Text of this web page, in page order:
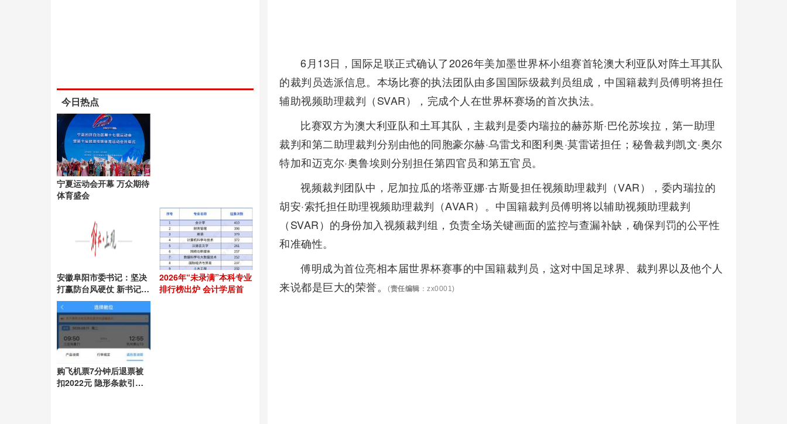
6月13日，国际足联正式确认了2026年美加墨世界杯小组赛首轮澳大利亚队对阵土耳其队
的裁判员选派信息。本场比赛的执法团队由多国国际级裁判员组成，中国籍裁判员傅明将担任
辅助视频助理裁判（SVAR），完成个人在世界杯赛场的首次执法。
比赛双方为澳大利亚队和土耳其队，主裁判是委内瑞拉的赫苏斯·巴伦苏埃拉，第一助理
裁判和第二助理裁判分别由他的同胞豪尔赫·乌雷戈和图利奥·莫雷诺担任；秘鲁裁判凯文·奥尔
特加和迈克尔·奥鲁埃则分别担任第四官员和第五官员。
视频裁判团队中，尼加拉瓜的塔蒂亚娜·古斯曼担任视频助理裁判（VAR），委内瑞拉的
胡安·索托担任助理视频助理裁判（AVAR）。中国籍裁判员傅明将以辅助视频助理裁判
（SVAR）的身份加入视频裁判组，负责全场关键画面的监控与查漏补缺，确保判罚的公平性
和准确性。
傅明成为首位亮相本届世界杯赛事的中国籍裁判员，这对中国足球界、裁判界以及他个人
来说都是巨大的荣誉。
(责任编辑 ：zx0001)
今日热点
宁夏运动会开幕 万众期待
体育盛会
安徽阜阳市委书记：坚决
打赢防台风硬仗 新书记上
任引领抗灾
2026年“未录满”本科专业
排行榜出炉 会计学居首
购飞机票7分钟后退票被
扣2022元 隐形条款引争